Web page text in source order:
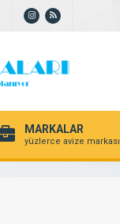
MARKALAR
yüzlerce avize markası